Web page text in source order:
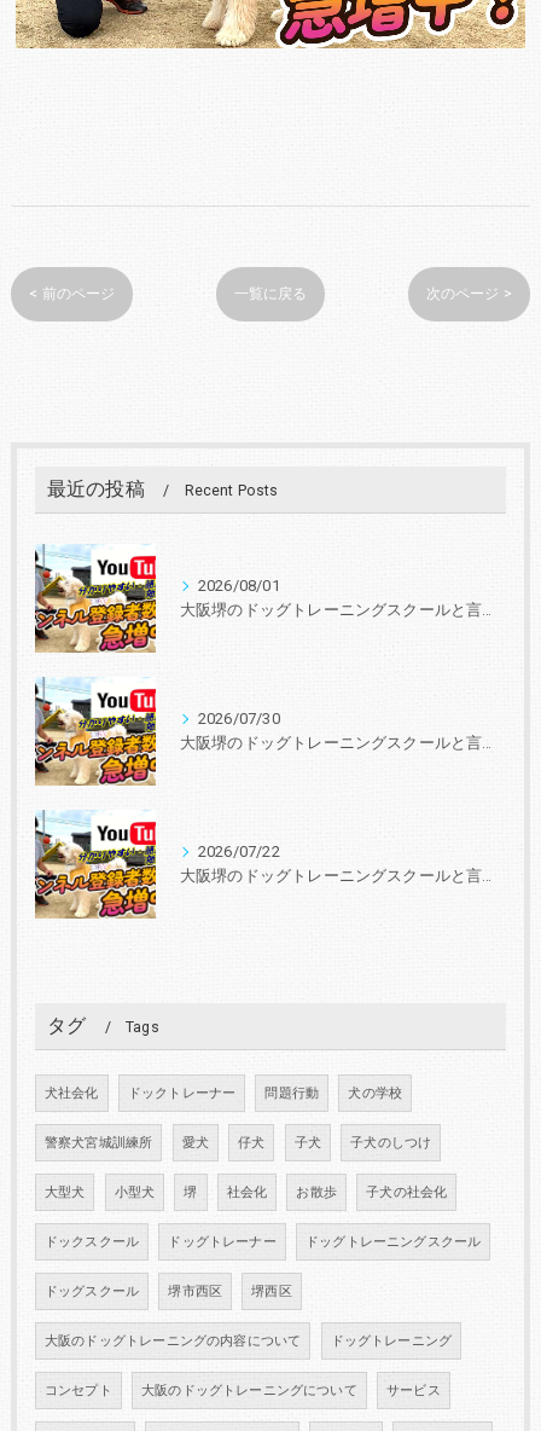
< 前のページ 一覧に戻る 次のページ >
最近の投稿 Recent Posts
2026/08/01
大阪堺のドッグトレーニングスクールと言えば『いぬの学校あさか』 30年、3000頭以上の実績！あなたと愛犬に合ったトレーニングを学びを提供します。
2026/07/30
大阪堺のドッグトレーニングスクールと言えば『いぬの学校あさか』 30年、3000頭以上の実績！あなたと愛犬に合ったトレーニングを学びを提供します。
2026/07/22
大阪堺のドッグトレーニングスクールと言えば『いぬの学校あさか』 30年、3000頭以上の実績！あなたと愛犬に合ったトレーニングを学びを提供します。
タグ Tags
犬社会化 ドックトレーナー 問題行動 犬の学校
警察犬宮城訓練所 愛犬 仔犬 子犬 子犬のしつけ
大型犬 小型犬 堺 社会化 お散歩 子犬の社会化
ドックスクール ドッグトレーナー ドッグトレーニングスクール
ドッグスクール 堺市西区 堺西区
大阪のドッグトレーニングの内容について ドッグトレーニング
コンセプト 大阪のドッグトレーニングについて サービス